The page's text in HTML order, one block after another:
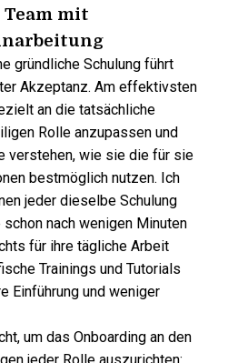
mit
gründliche Schulung führt
Akzeptanz. Am effektivsten
an die tatsächliche
Rolle anzupassen und
verstehen, wie sie die für sie
bestmöglich nutzen. Ich
jeder dieselbe Schulung
nach wenigen Minuten
für ihre tägliche Arbeit
Trainings und Tutorials
Einführung und weniger
um das Onboarding an den
jeder Rolle auszurichten: